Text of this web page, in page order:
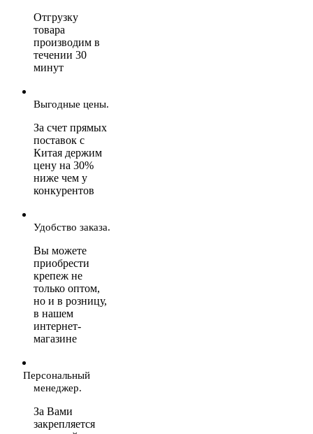
Отгрузку
товара
производим в
течении 30
минут
Выгодные цены.
За счет прямых
поставок с
Китая держим
цену на 30%
ниже чем у
конкурентов
Удобство заказа.
Вы можете
приобрести
крепеж не
только оптом,
но и в розницу,
в нашем
интернет-
магазине
Персональный
менеджер.
За Вами
закрепляется